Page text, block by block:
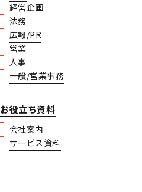
経営企画
法務
広報/PR
営業
人事
一般/営業事務
お役立ち資料
会社案内
サービス資料